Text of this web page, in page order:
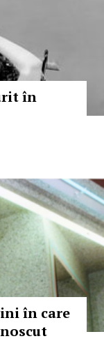
în
în care